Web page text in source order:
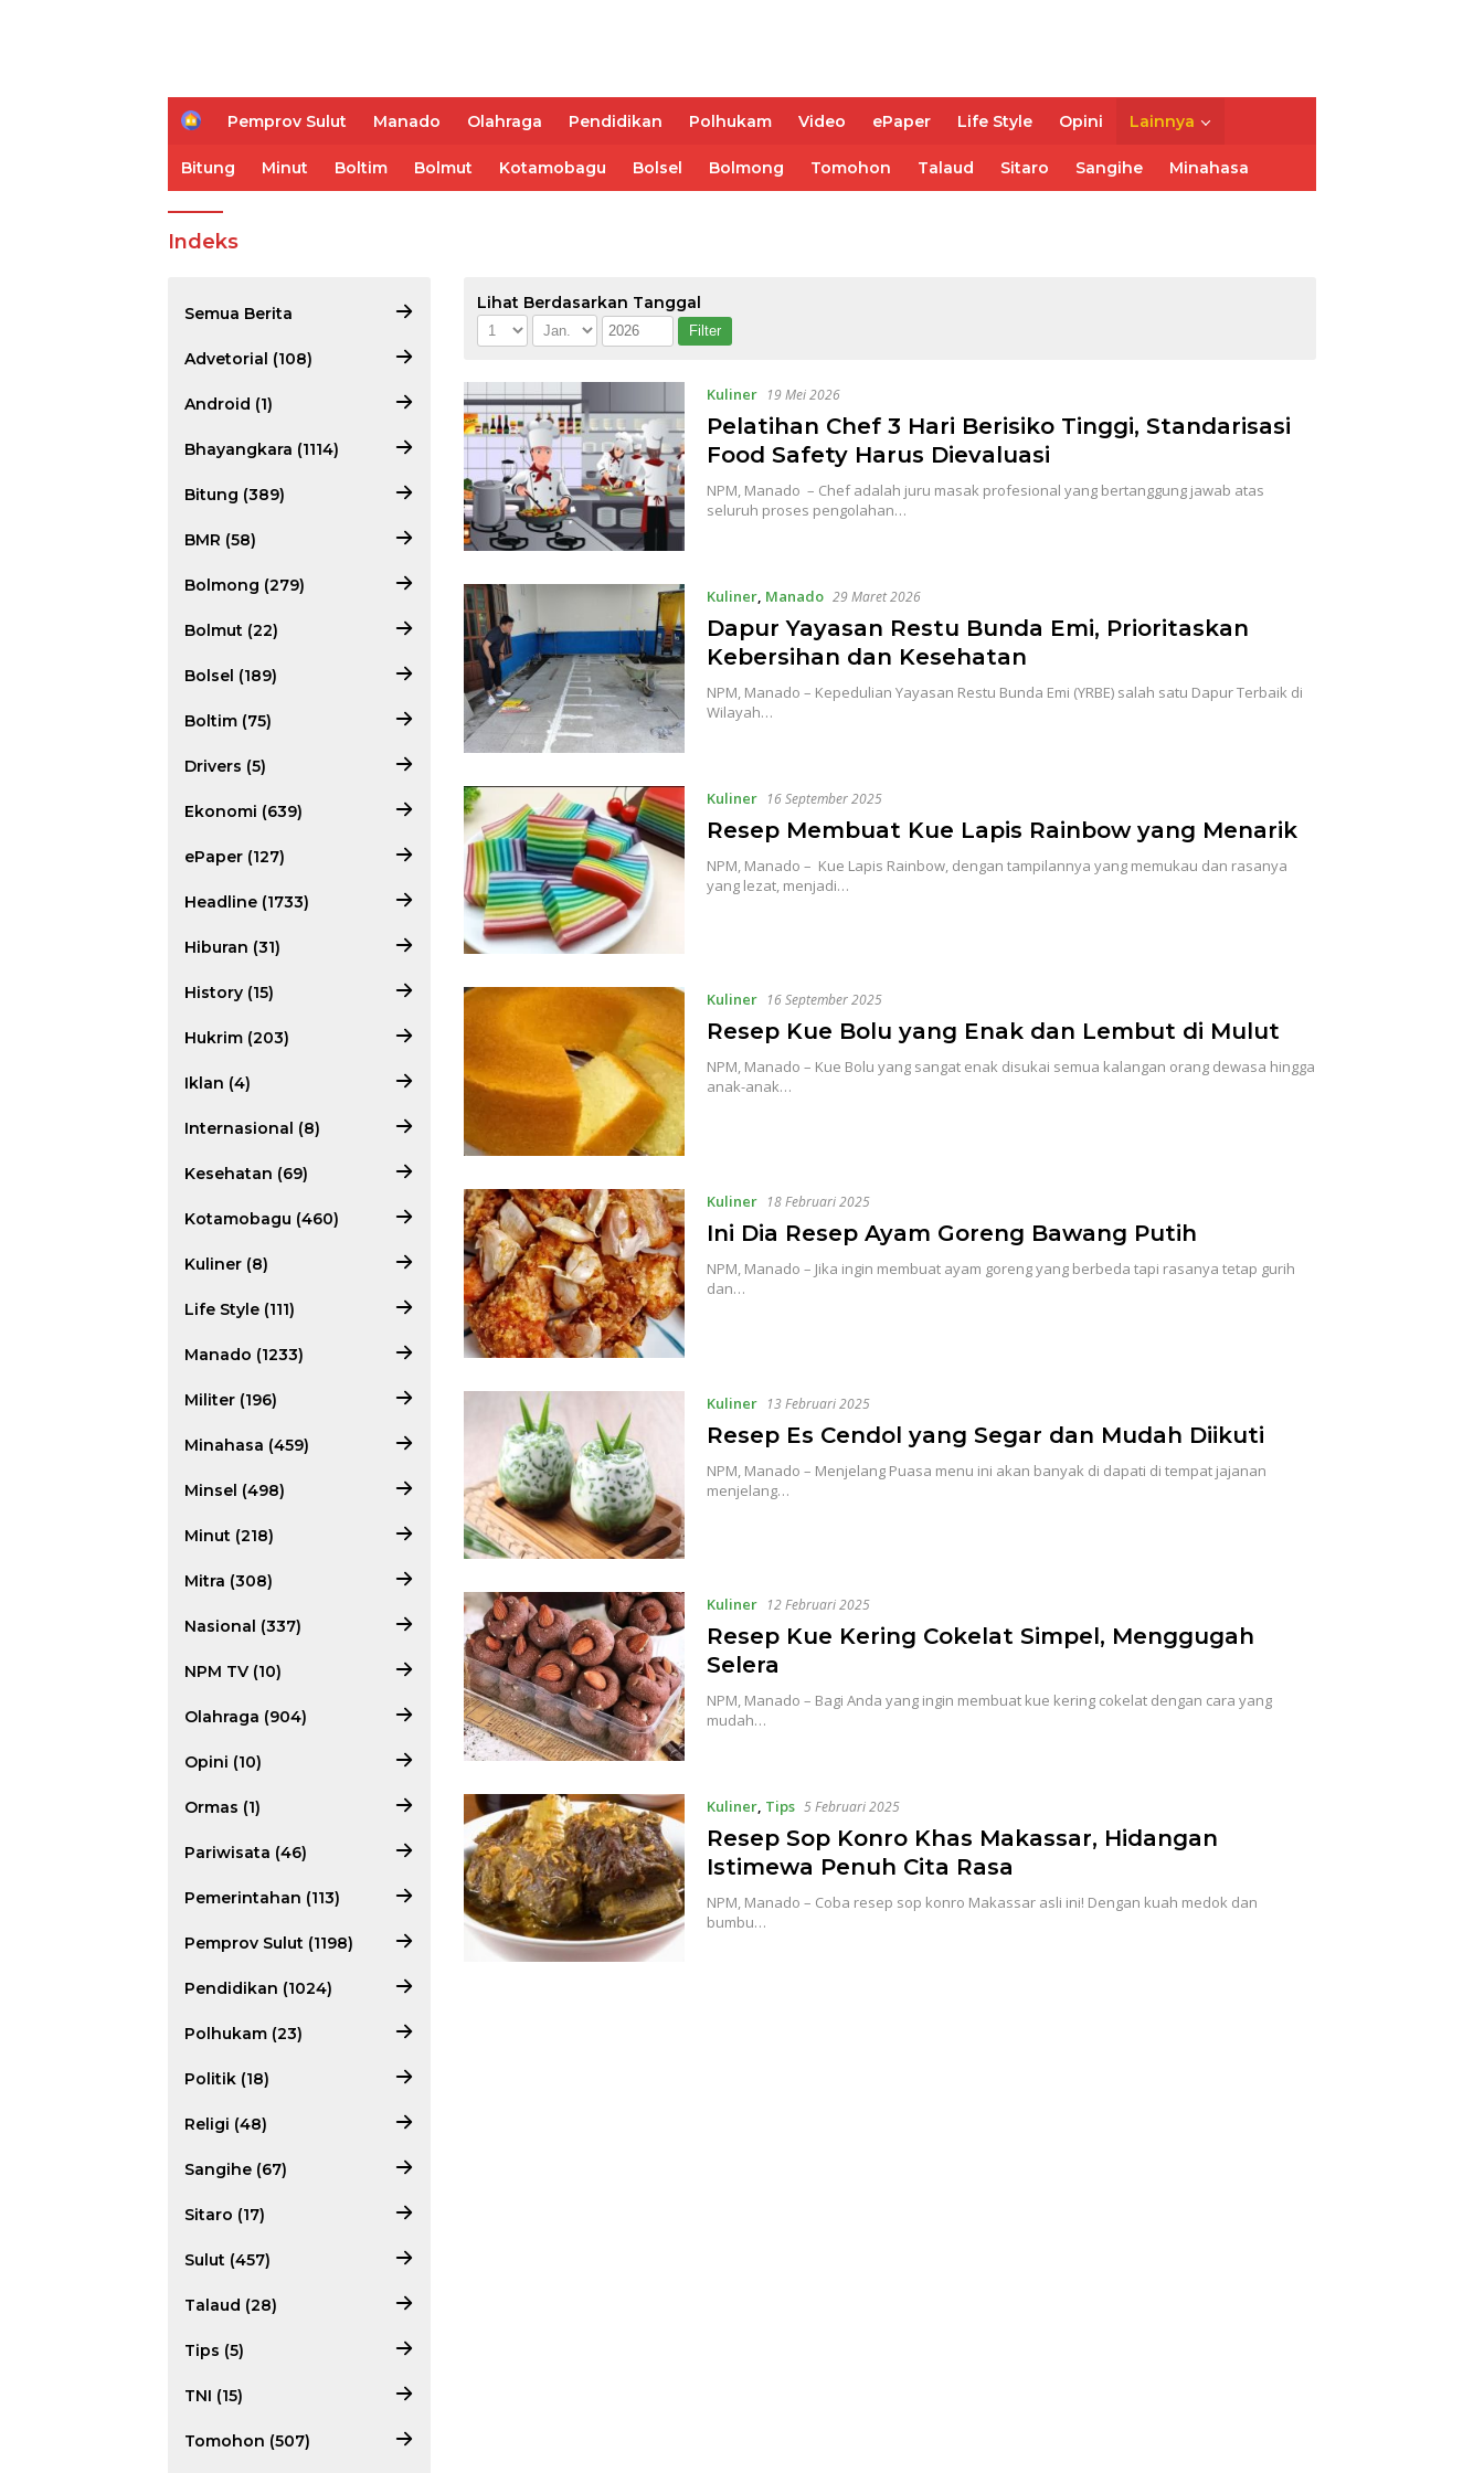
H
e
Pemprov Sulut Manado Olahraga Pendidikan Polhukam Video ePaper Life Style Opini Lainnya
Bitung Minut Boltim Bolmut Kotamobagu Bolsel Bolmong Tomohon Talaud Sitaro Sangihe Minahasa
Indeks
Semua Berita
Advetorial (108)
Android (1)
Bhayangkara (1114)
Bitung (389)
BMR (58)
Bolmong (279)
Bolmut (22)
Bolsel (189)
Boltim (75)
Drivers (5)
Ekonomi (639)
ePaper (127)
Headline (1733)
Hiburan (31)
History (15)
Hukrim (203)
Iklan (4)
Internasional (8)
Kesehatan (69)
Kotamobagu (460)
Kuliner (8)
Life Style (111)
Manado (1233)
Militer (196)
Minahasa (459)
Minsel (498)
Minut (218)
Mitra (308)
Nasional (337)
NPM TV (10)
Olahraga (904)
Opini (10)
Ormas (1)
Pariwisata (46)
Pemerintahan (113)
Pemprov Sulut (1198)
Pendidikan (1024)
Polhukam (23)
Politik (18)
Religi (48)
Sangihe (67)
Sitaro (17)
Sulut (457)
Talaud (28)
Tips (5)
TNI (15)
Tomohon (507)
Lihat Berdasarkan Tanggal
Kuliner 19 Mei 2026
Pelatihan Chef 3 Hari Berisiko Tinggi, Standarisasi
Food Safety Harus Dievaluasi
NPM, Manado – Chef adalah juru masak profesional yang bertanggung jawab atas
seluruh proses pengolahan…
Kuliner, Manado 29 Maret 2026
Dapur Yayasan Restu Bunda Emi, Prioritaskan
Kebersihan dan Kesehatan
NPM, Manado – Kepedulian Yayasan Restu Bunda Emi (YRBE) salah satu Dapur Terbaik di
Wilayah…
Kuliner 16 September 2025
Resep Membuat Kue Lapis Rainbow yang Menarik
NPM, Manado – Kue Lapis Rainbow, dengan tampilannya yang memukau dan rasanya
yang lezat, menjadi…
Kuliner 16 September 2025
Resep Kue Bolu yang Enak dan Lembut di Mulut
NPM, Manado – Kue Bolu yang sangat enak disukai semua kalangan orang dewasa hingga
anak-anak…
Kuliner 18 Februari 2025
Ini Dia Resep Ayam Goreng Bawang Putih
NPM, Manado – Jika ingin membuat ayam goreng yang berbeda tapi rasanya tetap gurih
dan…
Kuliner 13 Februari 2025
Resep Es Cendol yang Segar dan Mudah Diikuti
NPM, Manado – Menjelang Puasa menu ini akan banyak di dapati di tempat jajanan
menjelang…
Kuliner 12 Februari 2025
Resep Kue Kering Cokelat Simpel, Menggugah
Selera
NPM, Manado – Bagi Anda yang ingin membuat kue kering cokelat dengan cara yang
mudah…
Kuliner, Tips 5 Februari 2025
Resep Sop Konro Khas Makassar, Hidangan
Istimewa Penuh Cita Rasa
NPM, Manado – Coba resep sop konro Makassar asli ini! Dengan kuah medok dan
bumbu…